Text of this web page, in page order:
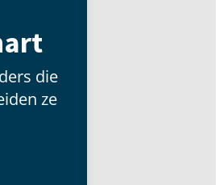
die
ze